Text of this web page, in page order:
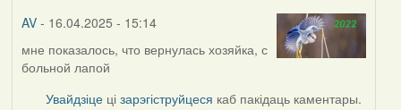
AV- 16.04.2025 - 15:14
мне показалось, что вернулась хозяйка, с
больной лапой
Увайдзіце цізарэгіструйцеся каб пакідаць каментары.